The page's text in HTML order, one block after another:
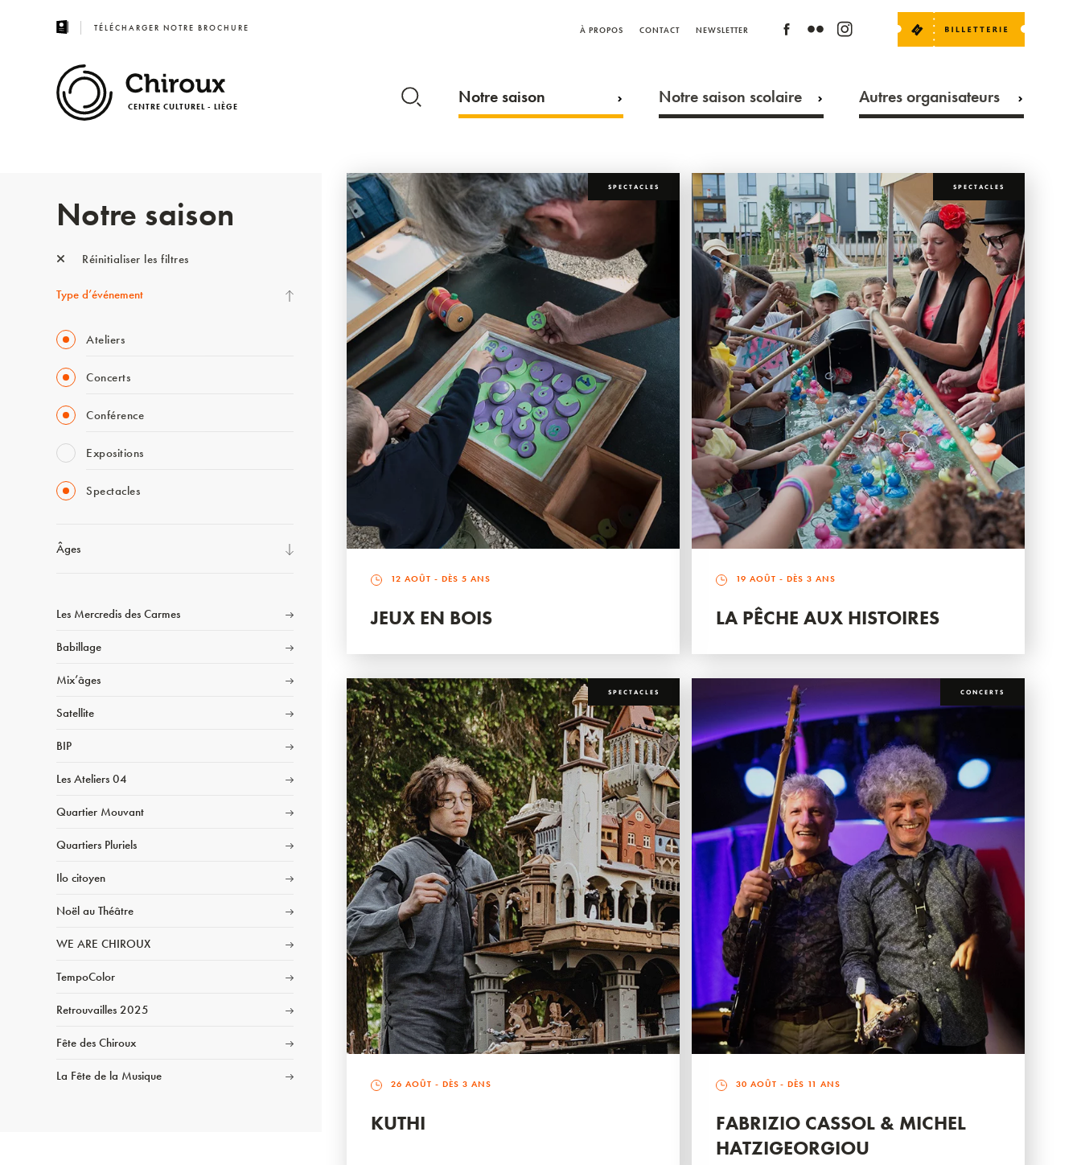
TÉLÉCHARGER NOTRE BROCHURE À PROPOS CONTACT NEWSLETTER
CENTRE CULTUREL - LIÈGE Notre saison Notre saison scolaire Autres organisateurs
Notre saison
Réinitialiser les filtres
Type d’événement
Ateliers
Concerts
Conférence
Expositions
Spectacles
Âges
Les Mercredis des Carmes
Babillage
Mix’âges
Satellite
BIP
Les Ateliers 04
Quartier Mouvant
Quartiers Pluriels
Ilo citoyen
Noël au Théâtre
WE ARE CHIROUX
TempoColor
Retrouvailles 2025
Fête des Chiroux
La Fête de la Musique
SPECTACLES
12 AOÛT - DÈS 5 ANS
JEUX EN BOIS
SPECTACLES
19 AOÛT - DÈS 3 ANS
LA PÊCHE AUX HISTOIRES
SPECTACLES
26 AOÛT - DÈS 3 ANS
KUTHI
CONCERTS
30 AOÛT - DÈS 11 ANS
FABRIZIO CASSOL & MICHEL
HATZIGEORGIOU